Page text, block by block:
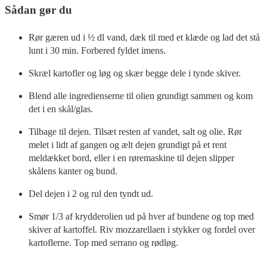
Sådan gør du
Rør gæren ud i ½ dl vand, dæk til med et klæde og lad det stå
lunt i 30 min. Forbered fyldet imens.
Skræl kartofler og løg og skær begge dele i tynde skiver.
Blend alle ingredienserne til olien grundigt sammen og kom
det i en skål/glas.
Tilbage til dejen. Tilsæt resten af vandet, salt og olie. Rør
melet i lidt af gangen og ælt dejen grundigt på et rent
meldækket bord, eller i en røremaskine til dejen slipper
skålens kanter og bund.
Del dejen i 2 og rul den tyndt ud.
Smør 1/3 af krydderolien ud på hver af bundene og top med
skiver af kartoffel. Riv mozzarellaen i stykker og fordel over
kartoflerne. Top med serrano og rødløg.